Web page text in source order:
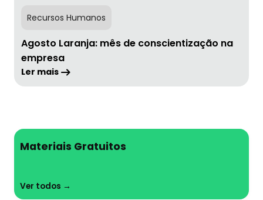
Recursos Humanos
Agosto Laranja: mês de conscientização na
empresa
Ler mais
Materiais Gratuitos
Ver todos →